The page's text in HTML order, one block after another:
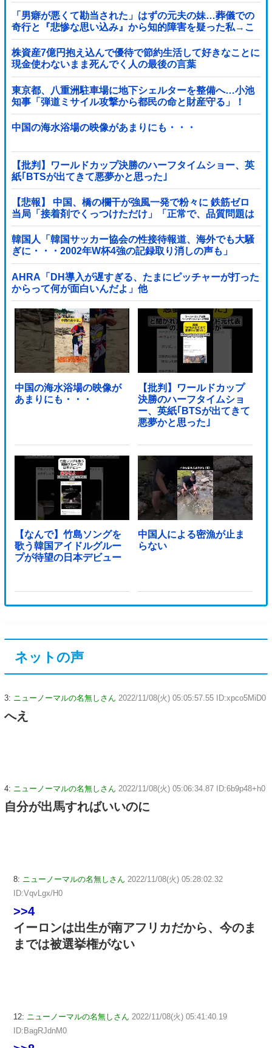
「男癖が悪くて勘当された」はずの元夫の妹…葬儀での
奇行と『悲惨な思い込み』から知的障害を疑った私→こ
っそり病院へ誘導し行政保護させた話
株資産7億円抱え込んで優待で節約生活して好きなことに
現金使わないまま死んでく人の最後の言葉
東京都、八重洲駐車場に地下シェルターを整備へ…小池
知事「弾道ミサイル攻撃から都民の命と財産守る」！
中国の海水浴場の映像があまりにも・・・
【批判】ワールドカップ決勝のハーフタイムショー、英
紙｢BTSが出てきて悪夢かと思った｣
【悲報】 中国、橋の欄干が強風一発で粉々に 鉄筋ゼロ
当局「接着剤でくっつけただけ」「正常で、品質問題は
ない」
韓国人「韓国サッカー協会の性接待報道、海外でも大騒
ぎに・・・2002年W杯4強の記録取り消しの声も」
→「マジで国の恥だ」「2002年まで疑う価値があ...
AHRA「DH導入が遅すぎる、たまにピッチャーが打った
からって何が面白いんだよ」他
中国の海水浴場の映像が
あまりにも・・・
【批判】ワールドカップ
決勝のハーフタイムショ
ー、英紙｢BTSが出てきて
悪夢かと思った｣
【なんで】竹島ソングを
歌う韓国アイドルグルー
プが待望の日本デビュー
中国人による密漁が止ま
らない
ネットの声
3: ニューノーマルの名無しさん 2022/11/08(火) 05:05:57.55 ID:xpco5MiD0
へえ
4: ニューノーマルの名無しさん 2022/11/08(火) 05:06:34.87 ID:6b9p48+h0
自分が出馬すればいいのに
8: ニューノーマルの名無しさん 2022/11/08(火) 05:28:02.32
ID:VqvLgx/H0
>>4
イーロンは出生が南アフリカだから、今のま
までは被選挙権がない
12: ニューノーマルの名無しさん 2022/11/08(火) 05:41:40.19
ID:BagRJdnM0